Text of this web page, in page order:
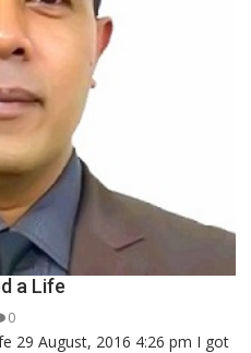
a Life
0
29 August, 2016 4:26 pm I got